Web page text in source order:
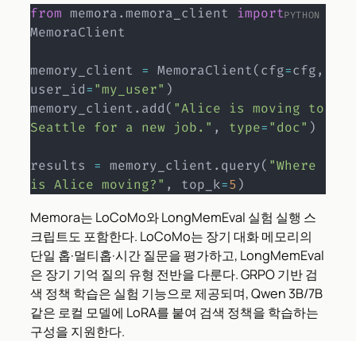
from memora.memora_client import
MemoraClient
memory_client = MemoraClient(cfg=cfg,
user_id="my_user" )
memory_client . add( "Alice is moving to
Seattle for a new job." , type="doc" )
results = memory_client . query( "Where
is Alice moving?" , top_k=5 )
Memora는 LoCoMo와 LongMemEval 실험 실행 스
크립트도 포함한다. LoCoMo는 장기 대화 메모리의
단일 홉·멀티홉·시간 질문을 평가하고, LongMemEval
은 장기 기억 질의 유형 전반을 다룬다. GRPO 기반 검
색 정책 학습은 실험 기능으로 제공되며, Qwen 3B/7B
같은 로컬 모델에 LoRA를 붙여 검색 정책을 학습하는
구성을 지원한다.